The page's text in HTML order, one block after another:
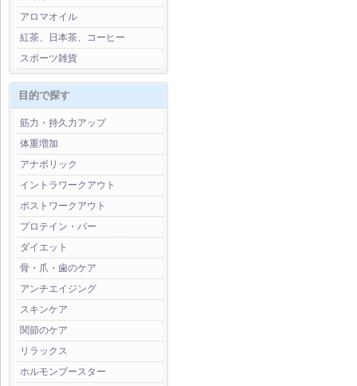
アロマオイル
紅茶、日本茶、コーヒー
スポーツ雑貨
目的で探す
筋力・持久力アップ
体重増加
アナボリック
イントラワークアウト
ポストワークアウト
プロテイン・バー
ダイエット
骨・爪・歯のケア
アンチエイジング
スキンケア
関節のケア
リラックス
ホルモンブースター